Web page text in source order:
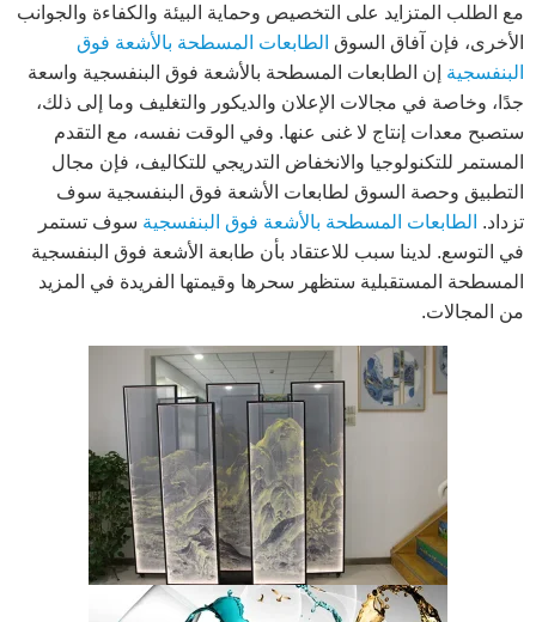
مع الطلب المتزايد على التخصيص وحماية البيئة والكفاءة والجوانب
الأخرى، فإن آفاق السوق الطابعات المسطحة بالأشعة فوق
البنفسجية إن الطابعات المسطحة بالأشعة فوق البنفسجية واسعة
جدًا، وخاصة في مجالات الإعلان والديكور والتغليف وما إلى ذلك،
ستصبح معدات إنتاج لا غنى عنها. وفي الوقت نفسه، مع التقدم
المستمر للتكنولوجيا والانخفاض التدريجي للتكاليف، فإن مجال
التطبيق وحصة السوق لطابعات الأشعة فوق البنفسجية سوف
تزداد. الطابعات المسطحة بالأشعة فوق البنفسجية سوف تستمر
في التوسع. لدينا سبب للاعتقاد بأن طابعة الأشعة فوق البنفسجية
المسطحة المستقبلية ستظهر سحرها وقيمتها الفريدة في المزيد
من المجالات.